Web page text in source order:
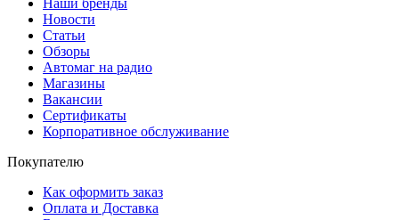
Наши бренды
Новости
Статьи
Обзоры
Автомаг на радио
Магазины
Вакансии
Сертификаты
Корпоративное обслуживание
Покупателю
Как оформить заказ
Оплата и Доставка